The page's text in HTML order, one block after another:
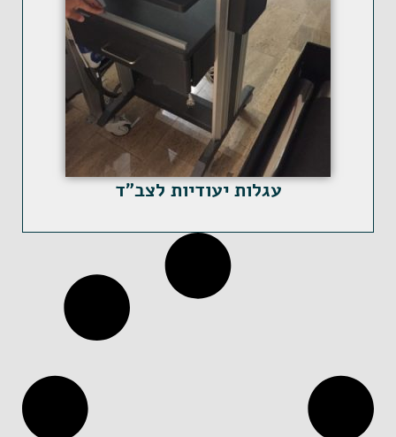
עגלות יעודיות לצב"ד